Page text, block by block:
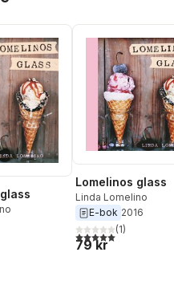
Totalt antal röster:
Lomelinos glass
Linda Lomelino
E-bok 2016
5,0utav 5 stjärnor.
(1)
79 kr